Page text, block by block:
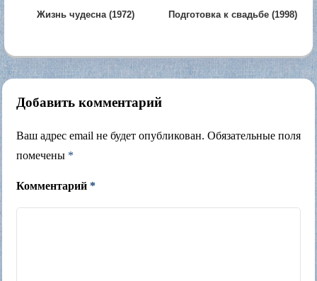
Жизнь чудесна (1972) Подготовка к свадьбе (1998)
Добавить комментарий
Ваш адрес email не будет опубликован. Обязательные поля
помечены *
Комментарий *